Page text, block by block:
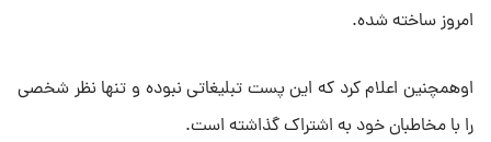
امروز ساخته شده.
اوهمچنین اعلام کرد که این پست تبلیغاتی نبوده و تنها نظر شخصی‌
را با مخاطبان خود به اشتراک گذاشته است.